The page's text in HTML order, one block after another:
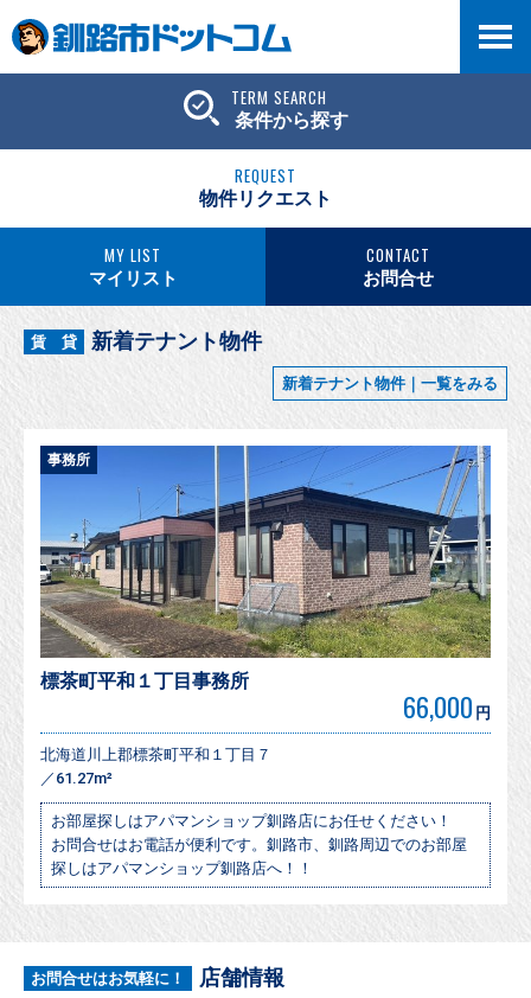
TERM SEARCH
条件から探す
REQUEST
物件リクエスト
MY LIST
マイリスト
CONTACT
お問合せ
賃 貸 新着テナント物件
新着テナント物件｜一覧をみる
事務所
標茶町平和１丁目事務所
66,000 円
北海道川上郡標茶町平和１丁目７
／61.27m²
お部屋探しはアパマンショップ釧路店にお任せください！
お問合せはお電話が便利です。釧路市、釧路周辺でのお部屋
探しはアパマンショップ釧路店へ！！
お問合せはお気軽に！ 店舗情報